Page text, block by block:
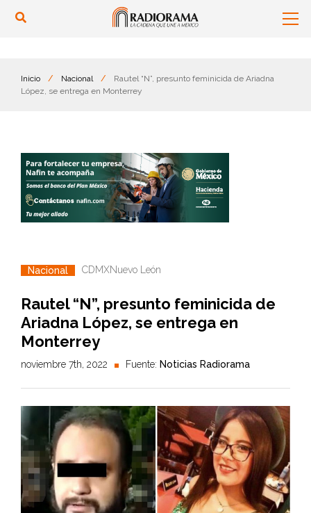
Inicio / Nacional /
Rautel “N”, presunto feminicida de Ariadna
López, se entrega en Monterrey
Nacional CDMXNuevo León
Rautel “N”, presunto feminicida de
Ariadna López, se entrega en
Monterrey
noviembre 7th, 2022 Fuente: Noticias Radiorama